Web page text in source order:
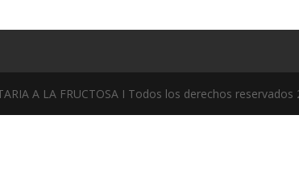
A LA FRUCTOSA I Todos los derechos reservados